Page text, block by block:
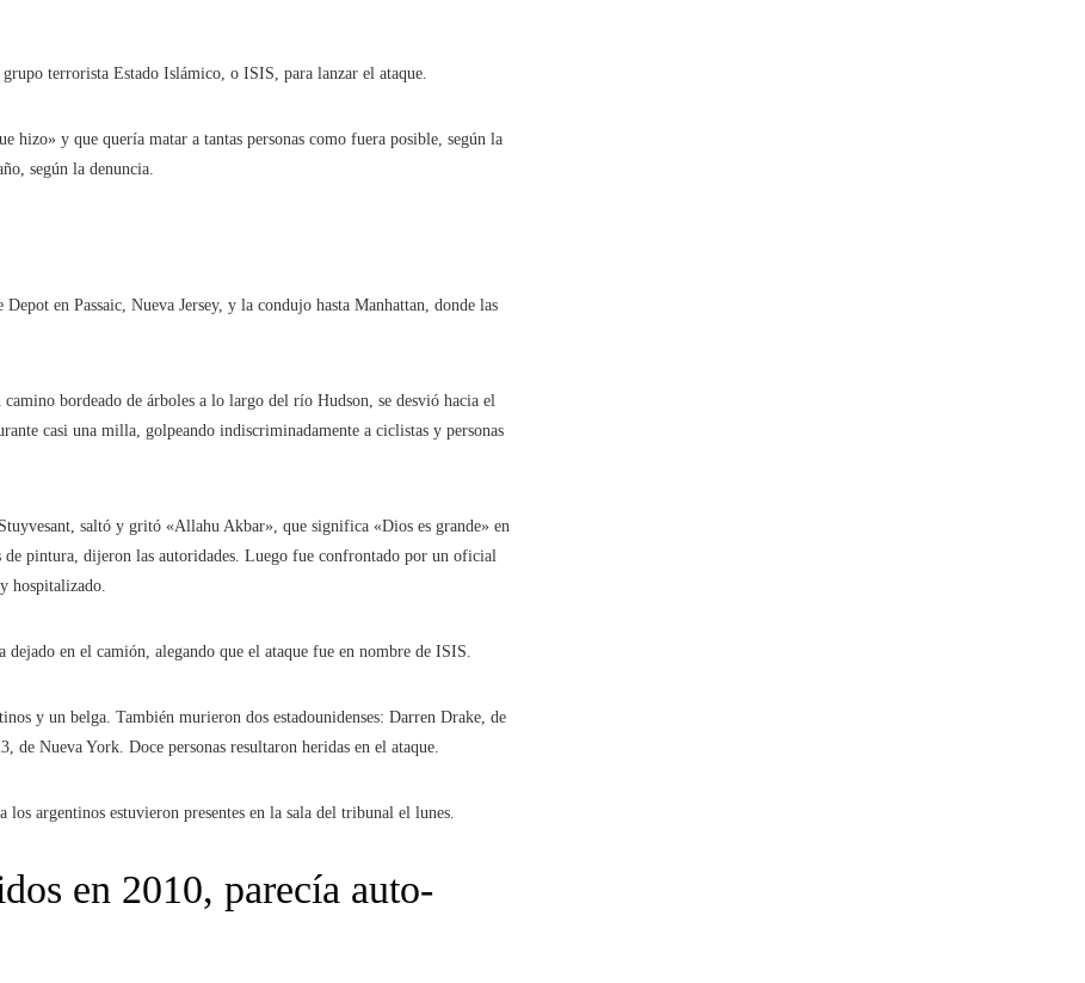
terrorista Estado Islámico, o ISIS, para lanzar el ataque.
hizo» y que quería matar a tantas personas como fuera posible, según la
según la denuncia.
en Passaic, Nueva Jersey, y la condujo hasta Manhattan, donde las
bordeado de árboles a lo largo del río Hudson, se desvió hacia el
casi una milla, golpeando indiscriminadamente a ciclistas y personas
saltó y gritó «Allahu Akbar», que significa «Dios es grande» en
pintura, dijeron las autoridades. Luego fue confrontado por un oficial
hospitalizado.
en el camión, alegando que el ataque fue en nombre de ISIS.
y un belga. También murieron dos estadounidenses: Darren Drake, de
Nueva York. Doce personas resultaron heridas en el ataque.
argentinos estuvieron presentes en la sala del tribunal el lunes.
en 2010, parecía auto-